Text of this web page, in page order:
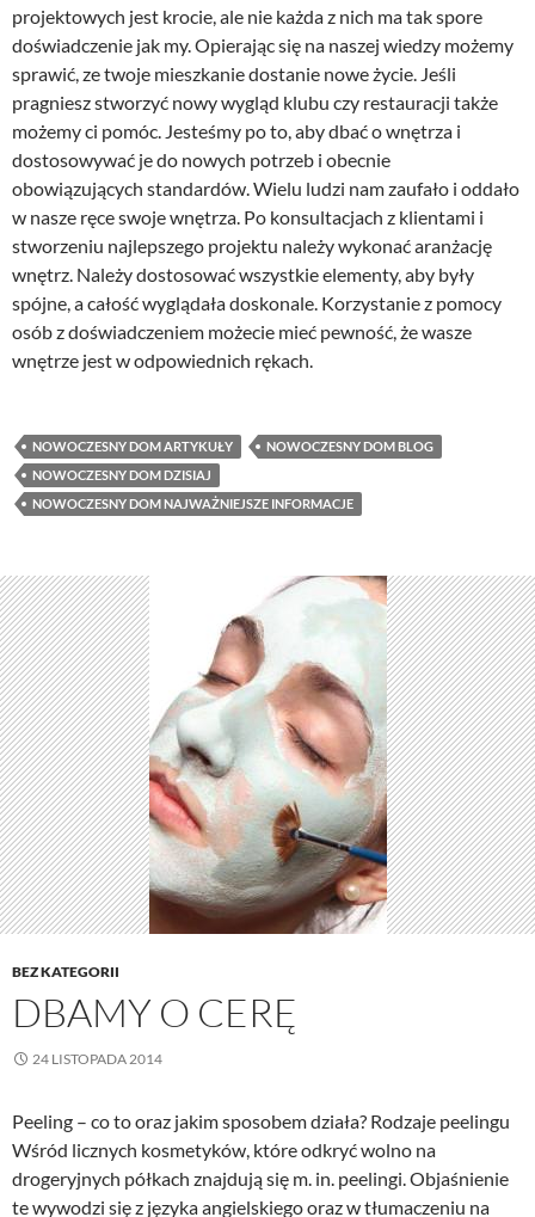
projektowych jest krocie, ale nie każda z nich ma tak spore
doświadczenie jak my. Opierając się na naszej wiedzy możemy
sprawić, ze twoje mieszkanie dostanie nowe życie. Jeśli
pragniesz stworzyć nowy wygląd klubu czy restauracji także
możemy ci pomóc. Jesteśmy po to, aby dbać o wnętrza i
dostosowywać je do nowych potrzeb i obecnie
obowiązujących standardów. Wielu ludzi nam zaufało i oddało
w nasze ręce swoje wnętrza. Po konsultacjach z klientami i
stworzeniu najlepszego projektu należy wykonać aranżację
wnętrz. Należy dostosować wszystkie elementy, aby były
spójne, a całość wyglądała doskonale. Korzystanie z pomocy
osób z doświadczeniem możecie mieć pewność, że wasze
wnętrze jest w odpowiednich rękach.
NOWOCZESNY DOM ARTYKUŁY
NOWOCZESNY DOM BLOG
NOWOCZESNY DOM DZISIAJ
NOWOCZESNY DOM NAJWAŻNIEJSZE INFORMACJE
BEZ KATEGORII
DBAMY O CERĘ
24 LISTOPADA 2014
Peeling – co to oraz jakim sposobem działa? Rodzaje peelingu
Wśród licznych kosmetyków, które odkryć wolno na
drogeryjnych półkach znajdują się m. in. peelingi. Objaśnienie
te wywodzi się z języka angielskiego oraz w tłumaczeniu na